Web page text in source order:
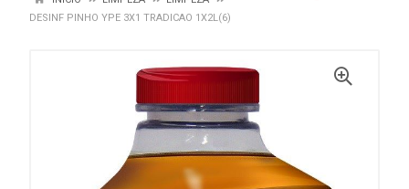
DESINF PINHO YPE 3X1 TRADICAO 1X2L(6)